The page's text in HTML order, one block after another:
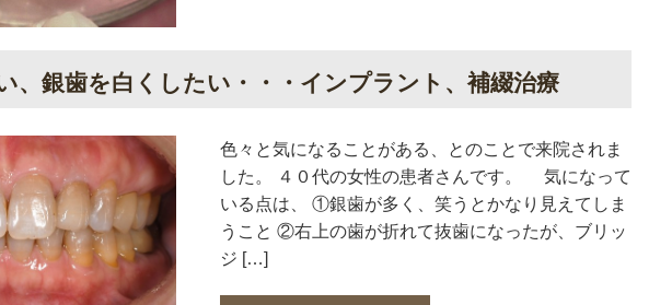
、銀歯を白くしたい・・・インプラント、補綴治療
色々と気になることがある、とのことで来院されま
した。 ４０代の女性の患者さんです。 気になって
いる点は、 ①銀歯が多く、笑うとかなり見えてしま
うこと ②右上の歯が折れて抜歯になったが、ブリッ
ジ […]